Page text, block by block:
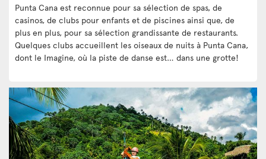
Punta Cana est reconnue pour sa sélection de spas, de
casinos, de clubs pour enfants et de piscines ainsi que, de
plus en plus, pour sa sélection grandissante de restaurants.
Quelques clubs accueillent les oiseaux de nuits à Punta Cana,
dont le Imagine, où la piste de danse est… dans une grotte!